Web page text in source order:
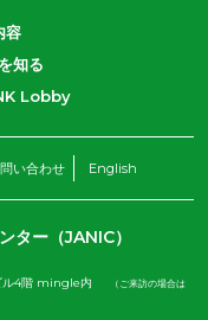
容
知る
Lobby
い合わせ English
ター（JANIC）
ル4階 mingle内
（ご来訪の場合は